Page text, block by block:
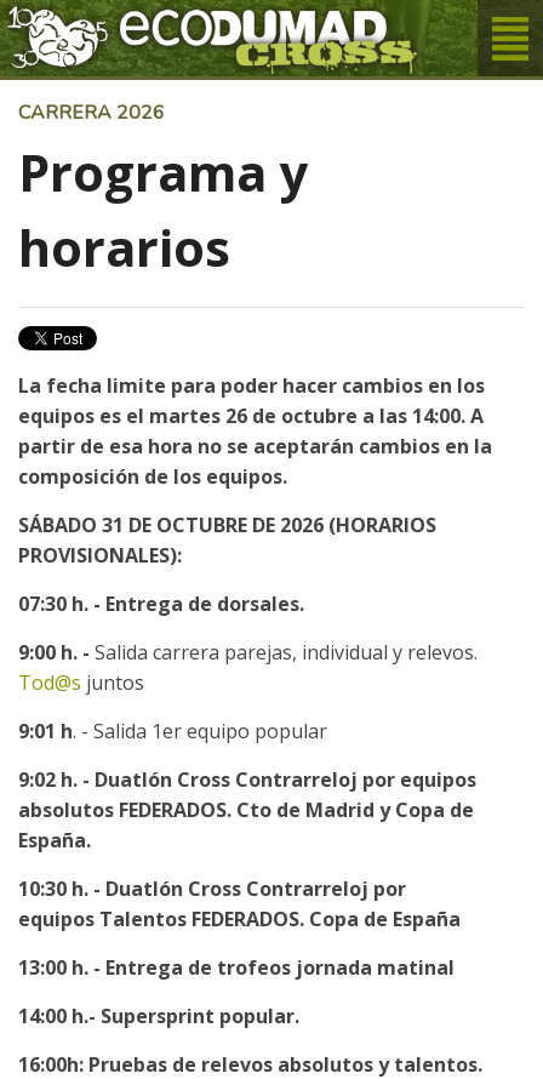
CARRERA 2026
Programa y
horarios
La fecha limite para poder hacer cambios en los
equipos es el martes 26 de octubre a las 14:00. A
partir de esa hora no se aceptarán cambios en la
composición de los equipos.
SÁBADO 31 DE OCTUBRE DE 2026 (HORARIOS
PROVISIONALES):
07:30 h. - Entrega de dorsales.
9:00 h. - Salida carrera parejas, individual y relevos.
Tod@s juntos
9:01 h. - Salida 1er equipo popular
9:02 h. - Duatlón Cross Contrarreloj por equipos
absolutos FEDERADOS. Cto de Madrid y Copa de
España.
10:30 h. - Duatlón Cross Contrarreloj por
equipos Talentos FEDERADOS. Copa de España
13:00 h. - Entrega de trofeos jornada matinal
14:00 h.- Supersprint popular.
16:00h: Pruebas de relevos absolutos y talentos.